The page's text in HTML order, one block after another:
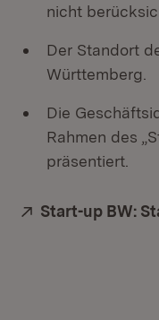
nicht
Der Standort
Württemberg.
Die
Rahmen des
präsentiert.
Extern:
Start-up BW: